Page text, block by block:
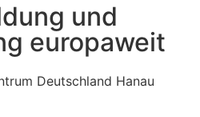
und
europaweit